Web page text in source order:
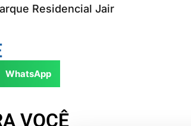
Residencial Jair
WhatsApp
VOCÊ